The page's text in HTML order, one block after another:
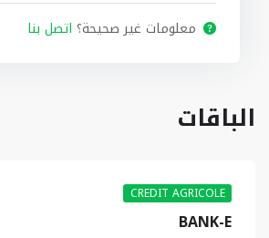
معلومات غير صحيحة؟ اتصل بنا
الباقات
CREDIT AGRICOLE
BANK-E